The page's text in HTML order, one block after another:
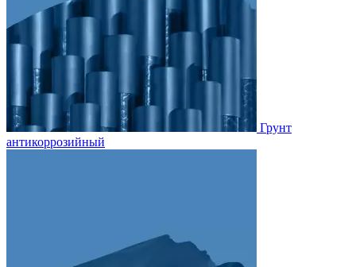
Грунт
антикоррозийный